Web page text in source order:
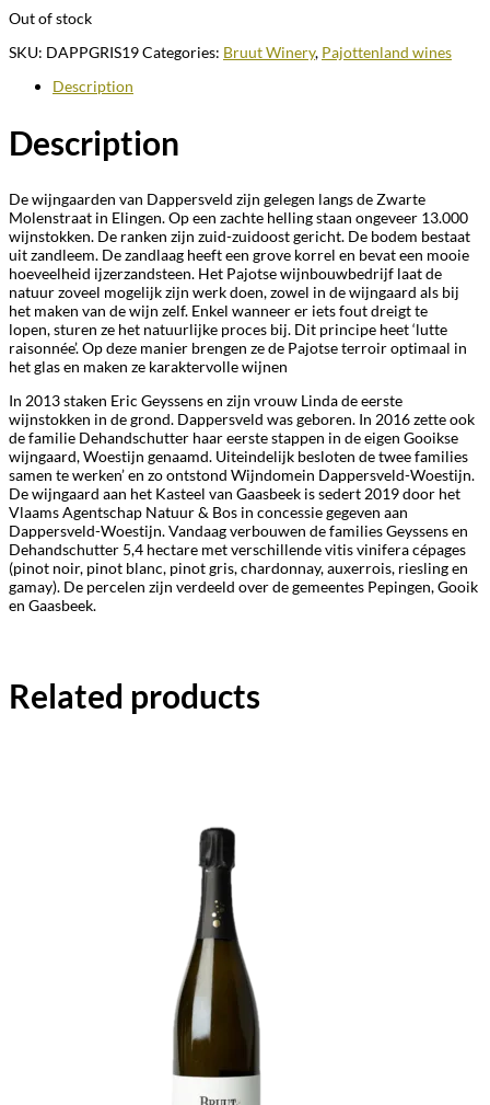
Out of stock
SKU: DAPPGRIS19Categories: Bruut Winery, Pajottenland wines
Description
Description
De wijngaarden van Dappersveld zijn gelegen langs de Zwarte
Molenstraat in Elingen. Op een zachte helling staan ongeveer 13.000
wijnstokken. De ranken zijn zuid-zuidoost gericht. De bodem bestaat
uit zandleem. De zandlaag heeft een grove korrel en bevat een mooie
hoeveelheid ijzerzandsteen. Het Pajotse wijnbouwbedrijf laat de
natuur zoveel mogelijk zijn werk doen, zowel in de wijngaard als bij
het maken van de wijn zelf. Enkel wanneer er iets fout dreigt te
lopen, sturen ze het natuurlijke proces bij. Dit principe heet ‘lutte
raisonnée’. Op deze manier brengen ze de Pajotse terroir optimaal in
het glas en maken ze karaktervolle wijnen
In 2013 staken Eric Geyssens en zijn vrouw Linda de eerste
wijnstokken in de grond. Dappersveld was geboren. In 2016 zette ook
de familie Dehandschutter haar eerste stappen in de eigen Gooikse
wijngaard, Woestijn genaamd. Uiteindelijk besloten de twee families
samen te werken’ en zo ontstond Wijndomein Dappersveld-Woestijn.
De wijngaard aan het Kasteel van Gaasbeek is sedert 2019 door het
Vlaams Agentschap Natuur & Bos in concessie gegeven aan
Dappersveld-Woestijn. Vandaag verbouwen de families Geyssens en
Dehandschutter 5,4 hectare met verschillende vitis vinifera cépages
(pinot noir, pinot blanc, pinot gris, chardonnay, auxerrois, riesling en
gamay). De percelen zijn verdeeld over de gemeentes Pepingen, Gooik
en Gaasbeek.
Related products